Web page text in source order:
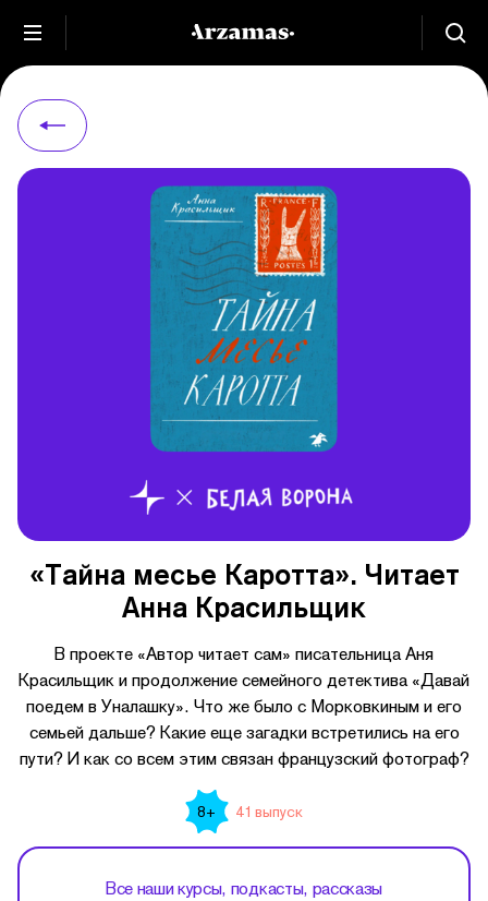
«Тайна месье Каротта». Читает
Анна Красильщик
В проекте «Автор читает сам» писательница Аня
Красильщик и продолжение семейного детектива «Давай
поедем в Уналашку». Что же было с Морковкиным и его
семьей дальше? Какие еще загадки встретились на его
пути? И как со всем этим связан французский фотограф?
8+ 41 выпуск
Все наши курсы, подкасты, рассказы